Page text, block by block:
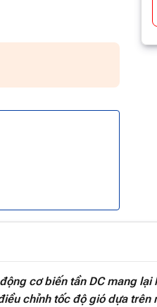
cơ biến tần DC mang lại
chỉnh tốc độ gió dựa trên